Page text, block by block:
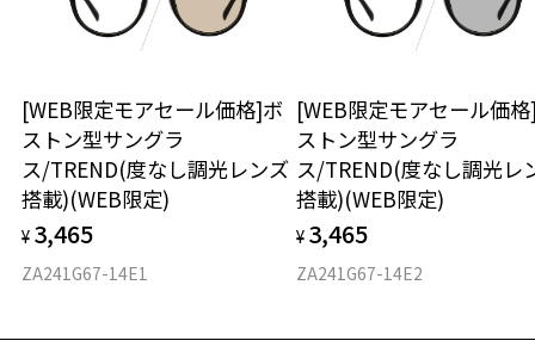
ZA241G04-50A1：透明感が美しいクリア系イエロー。
してくれます。
トレンドのライトカラーレンズで春夏のスタイリングにもおすすめで
す。
【調光レンズとは】
調光レンズとは、紫外線の量によってレンズの色の濃度が変化するレ
ンズです。
仕上がり寸法
D 仕上がりの横幅：約137mm
E 仕上がりの縦幅：約44mm
※保証期間内に交換が行われた場合、保証期間は初期の期間から
延長されません。
安心2 視力測定無料
視力の変化を早めに発見するために、定期的な視
力測定をおすすめいたします。
安心3 かかり具合調整無料
オンラインストアでフレームのみ購入して、
実店舗で度付きにできます
ご購入時に「レンズ交換券」をお選びいただくと、実店舗で
度数を測定のうえ、度付きレンズ（標準セットレンズ）へ無
料交換いただけます。
詳しくはこちら
[WEB限定モアセール価格]ボ
ストン型サングラ
ス/TREND(度なし調光レンズ
搭載)(WEB限定)
¥ 3,465
ZA241G67-14E1
[WEB限定モアセール価
ストン型サングラ
ス/TREND(度なし調光レ
搭載)(WEB限定)
¥ 3,465
ZA241G67-14E2